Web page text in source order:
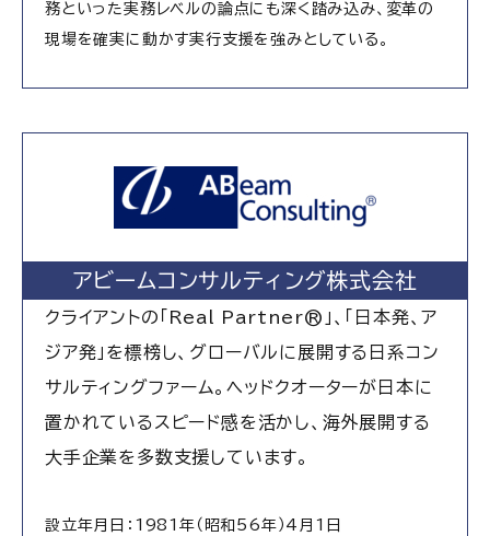
務といった実務レベルの論点にも深く踏み込み、変革の
現場を確実に動かす実行支援を強みとしている。
アビームコンサルティング株式会社
クライアントの「 Real Partner® 」、「日本発、ア
ジア発」を標榜し、グローバルに展開する日系コン
サルティングファーム。ヘッドクオーターが日本に
置かれているスピード感を活かし、海外展開する
大手企業を多数支援しています。
設立年月日：1981年（昭和56年）4月1日